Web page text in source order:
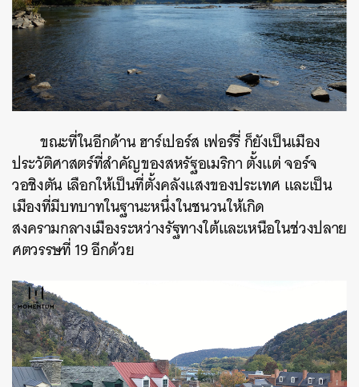
ขณะที่ในอีกด้าน ฮาร์เปอร์ส เฟอร์รี่ ก็ยังเป็นเมือง
ประวัติศาสตร์ที่สำคัญของสหรัฐอเมริกา ตั้งแต่ จอร์จ
วอชิงตัน เลือกให้เป็นที่ตั้งคลังแสงของประเทศ และเป็น
เมืองที่มีบทบาทในฐานะหนึ่งในชนวนให้เกิด
สงครามกลางเมืองระหว่างรัฐทางใต้และเหนือในช่วงปลาย
ศตวรรษที่ 19 อีกด้วย